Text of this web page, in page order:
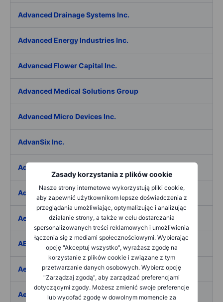
Zasady korzystania z plików cookie
Nasze strony internetowe wykorzystują pliki cookie,
aby zapewnić użytkownikom lepsze doświadczenia z
przeglądania umożliwiając, optymalizując i analizując
działanie strony, a także w celu dostarczania
spersonalizowanych treści reklamowych i umożliwienia
łączenia się z mediami społecznościowymi. Wybierając
opcję "Akceptuj wszystko", wyrażasz zgodę na
korzystanie z plików cookie i związane z tym
przetwarzanie danych osobowych. Wybierz opcję
"Zarządzaj zgodą", aby zarządzać preferencjami
dotyczącymi zgody. Możesz zmienić swoje preferencje
lub wycofać zgodę w dowolnym momencie za
Advanced Drainage Systems Inc.
Advanced Energy Industries Inc.
Advanced Flower Capital Inc.
Advanced Medical Solutions Group
Advanced Micro Devices Inc.
AdvanSix Inc.
Advantage Solutions Inc.
Adyen NV
Aebi Schmidt Holding AG
AECOM
Aedes SpA
Aedifica SICAFI SA